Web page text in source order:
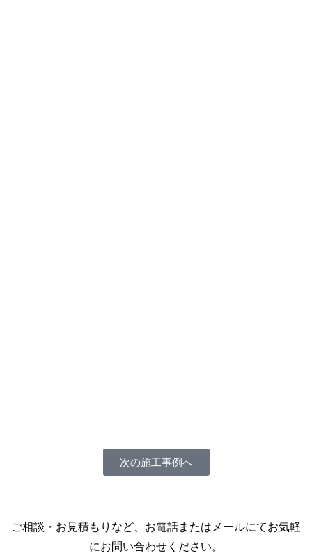
次の施工事例へ
ご相談・お見積もりなど、お電話またはメールにてお気軽
にお問い合わせください。